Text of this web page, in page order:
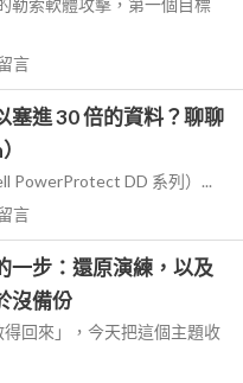
勒索軟體攻擊，第一個目標
言
塞進 30 倍的資料？聊聊
PowerProtect DD 系列）...
言
一步：還原演練，以及
沒備份
回來」，今天把這個主題收